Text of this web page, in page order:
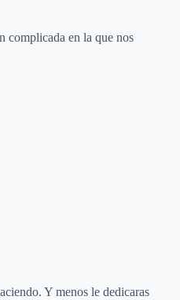
complicada en la que nos
Y menos le dedicaras